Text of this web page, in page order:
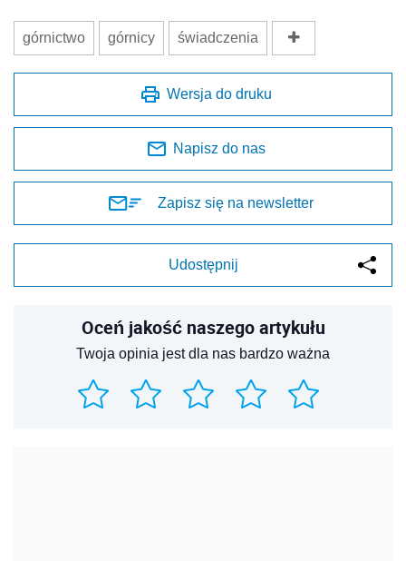
górnictwo górnicy świadczenia
Wersja do druku
Napisz do nas
Zapisz się na newsletter
Udostępnij
Oceń jakość naszego artykułu
Twoja opinia jest dla nas bardzo ważna